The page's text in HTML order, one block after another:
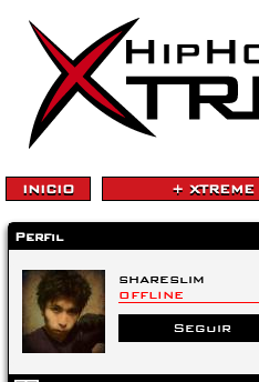
INICIO + XTREME
Perfil
shareslim
OFFLINE
Seguir